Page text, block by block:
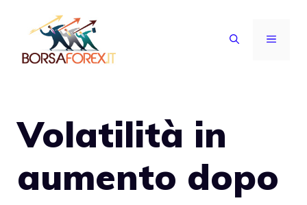
contenuto
MENU
Volatilità in
aumento dopo